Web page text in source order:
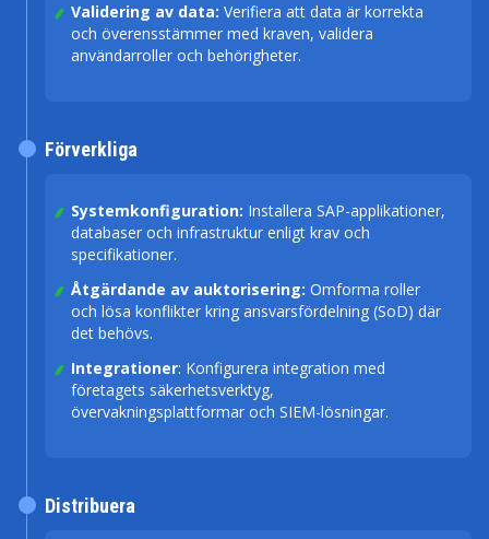
Validering av data: Verifiera att data är korrekta
och överensstämmer med kraven, validera
användarroller och behörigheter.
Systemkonfiguration: Installera SAP-applikationer,
databaser och infrastruktur enligt krav och
specifikationer.
Åtgärdande av auktorisering: Omforma roller
och lösa konflikter kring ansvarsfördelning (SoD) där
det behövs.
Integrationer: Konfigurera integration med
företagets säkerhetsverktyg,
övervakningsplattformar och SIEM-lösningar.
Förverkliga
Distribuera